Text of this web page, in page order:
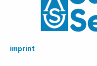
imprint